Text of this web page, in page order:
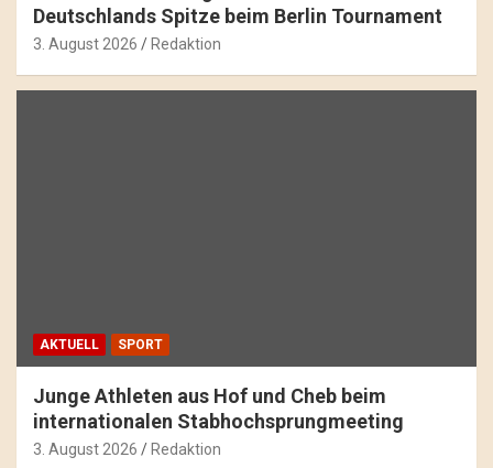
Deutschlands Spitze beim Berlin Tournament
3. August 2026 Redaktion
AKTUELL SPORT
Junge Athleten aus Hof und Cheb beim
internationalen Stabhochsprungmeeting
3. August 2026 Redaktion